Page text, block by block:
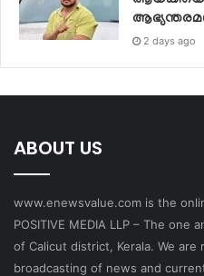
2 days ago
ABOUT US
www.enewsvalue.com is the
POSITIVE MEDIA LLP – The
of Calicut district, Kerala. We
broadcasting of news and